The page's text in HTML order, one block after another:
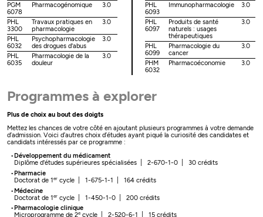
PGM
6078
Pharmacogénomique 3.0
PHL
3300
Travaux pratiques en
pharmacologie
3.0
PHL
6032
Psychopharmacologie
des drogues d'abus
3.0
PHL
6035
Pharmacologie de la
douleur
3.0
PHL
6093
Immunopharmacologie 3.0
PHL
6097
Produits de santé
naturels : usages
thérapeutiques
3.0
PHL
6099
Pharmacologie du
cancer
3.0
PHM
6032
Pharmacoéconomie 3.0
Programmes à explorer
Plus de choix au bout des doigts
Mettez les chances de votre côté en ajoutant plusieurs programmes à votre demande
d’admission. Voici d’autres choix d’études ayant piqué la curiosité des candidates et
candidats intéressés par ce programme :
Développement du médicament
Diplôme d'études supérieures spécialisées | 2-670-1-0 | 30 crédits
Pharmacie
Doctorat de 1ercycle | 1-675-1-1 | 164 crédits
Médecine
Doctorat de 1ercycle | 1-450-1-0 | 200 crédits
Pharmacologie clinique
Microprogramme de 2ecycle | 2-520-6-1 | 15 crédits